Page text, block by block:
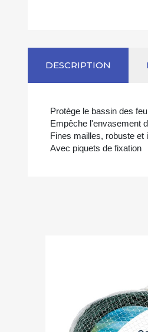
DESCRIPTION
Protège le bassin des
Empêche l'envasement
Fines mailles, robuste et
Avec piquets de fixation